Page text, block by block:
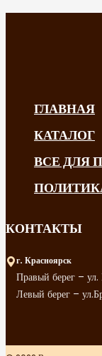
ГЛАВНАЯ
КАТАЛОГ
ВСЕ ДЛЯ
КОНТАКТЫ
г. Красноярск
Правый берег –
Левый берег –